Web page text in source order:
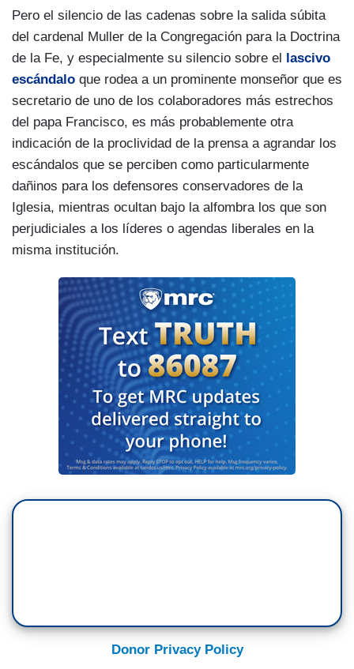
Pero el silencio de las cadenas sobre la salida súbita
del cardenal Muller de la Congregación para la Doctrina
de la Fe, y especialmente su silencio sobre el lascivo
escándalo que rodea a un prominente monseñor que es
secretario de uno de los colaboradores más estrechos
del papa Francisco, es más probablemente otra
indicación de la proclividad de la prensa a agrandar los
escándalos que se perciben como particularmente
dañinos para los defensores conservadores de la
Iglesia, mientras ocultan bajo la alfombra los que son
perjudiciales a los líderes o agendas liberales en la
misma institución.
Donor Privacy Policy